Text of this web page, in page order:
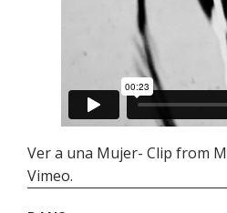
Ver a una Mujer- Clip from
Vimeo.